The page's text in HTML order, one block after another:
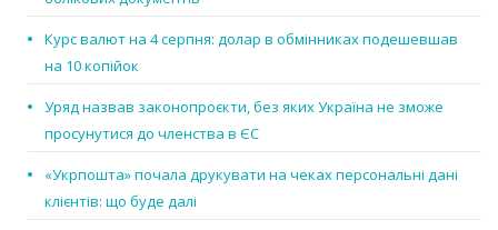
Курс валют на 4 серпня: долар в обмінниках подешевшав
на 10 копійок
Уряд назвав законопроєкти, без яких Україна не зможе
просунутися до членства в ЄС
«Укрпошта» почала друкувати на чеках персональні дані
клієнтів: що буде далі